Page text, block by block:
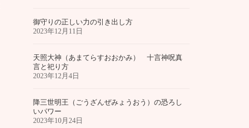
御守りの正しい力の引き出し方
2023年12月11日
天照大神（あまてらすおおかみ） 十言神呪真
言と祀り方
2023年12月4日
降三世明王（ごうざんぜみょうおう）の恐ろし
いパワー
2023年10月24日